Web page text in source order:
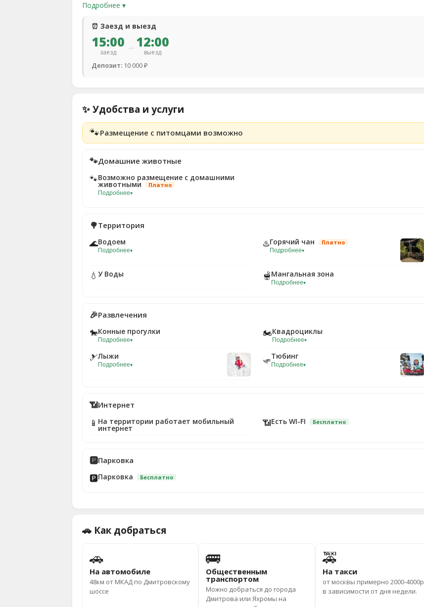
Подробнее ▾
⏰ Заезд и выезд
15:00
заезд →12:00
выезд
Депозит: 10 000 ₽
✨ Удобства и услуги
🐾Размещение с питомцами возможно
🐾Домашние животные
🐾Возможно размещение с домашними
животными Платно
Подробнее▾
🌳Территория
🌊Водоем
Подробнее▾
♨️Горячий чан Платно
Подробнее▾
💧 У Воды 🫕Мангальная зона
Подробнее▾
🎉Развлечения
🐎Конные прогулки
Подробнее▾
🏍️Квадроциклы
Подробнее▾
🎿Лыжи
Подробнее▾
🛷Тюбинг
Подробнее▾
📶Интернет
📱 На территории работает мобильный
интернет 📶Есть WI-FI Бесплатно
🅿️Парковка
🅿️Парковка Бесплатно
🚗 Как добраться
🚗
На автомобиле
48км от МКАД по Дмитровскому
шоссе
🚌
Общественным
транспортом
Можно добраться до города
Дмитрова или Яхромы на
🚕
На такси
от москвы примерно 2000-4000р
в зависимости от дня недели.